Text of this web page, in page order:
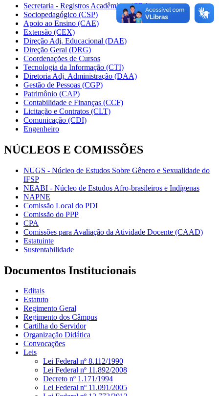
Secretaria - Registros Acadêmicos (CRA)
Sociopedagógico (CSP)
Apoio ao Ensino (CAE)
Extensão (CEX)
Direção Adj. Educacional (DAE)
Direção Geral (DRG)
Coordenações de Cursos
Tecnologia da Informação (CTI)
Diretoria Adj. Administração (DAA)
Gestão de Pessoas (CGP)
Patrimônio (CAP)
Contabilidade e Finanças (CCF)
Licitação e Contratos (CLT)
Comunicação (CDI)
Engenheiro
NÚCLEOS E COMISSÕES
NUGS - Núcleo de Estudos Sobre Gênero e Sexualidade do
IFSP
NEABI - Núcleo de Estudos Afro-brasileiros e Indígenas
NAPNE
Comissão Local do PDI
Comissão do PPP
CPA
Comissões para Avaliação da Atividade Docente (CAAD)
Estatuinte
Sustentabilidade
Documentos Institucionais
Editais
Estatuto
Regimento Geral
Regimento dos Câmpus
Cartilha do Servidor
Organização Didática
Convocações
Leis
Lei Federal nº 8.112/1990
Lei Federal nº 11.892/2008
Decreto nº 1.171/1994
Lei Federal nº 11.091/2005